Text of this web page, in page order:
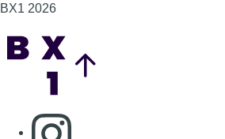
BX1 2026
Consulter page Instagram